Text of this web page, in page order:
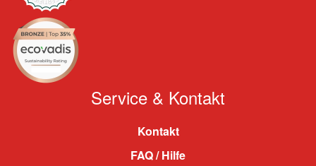
Service & Kontakt
Kontakt
FAQ / Hilfe